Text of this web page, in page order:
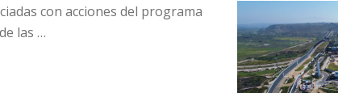
con acciones del programa
las …